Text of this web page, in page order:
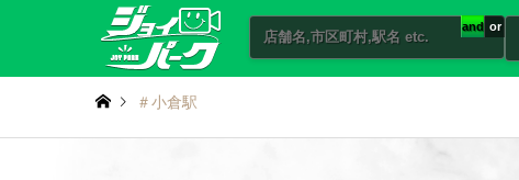
and or
＃小倉駅